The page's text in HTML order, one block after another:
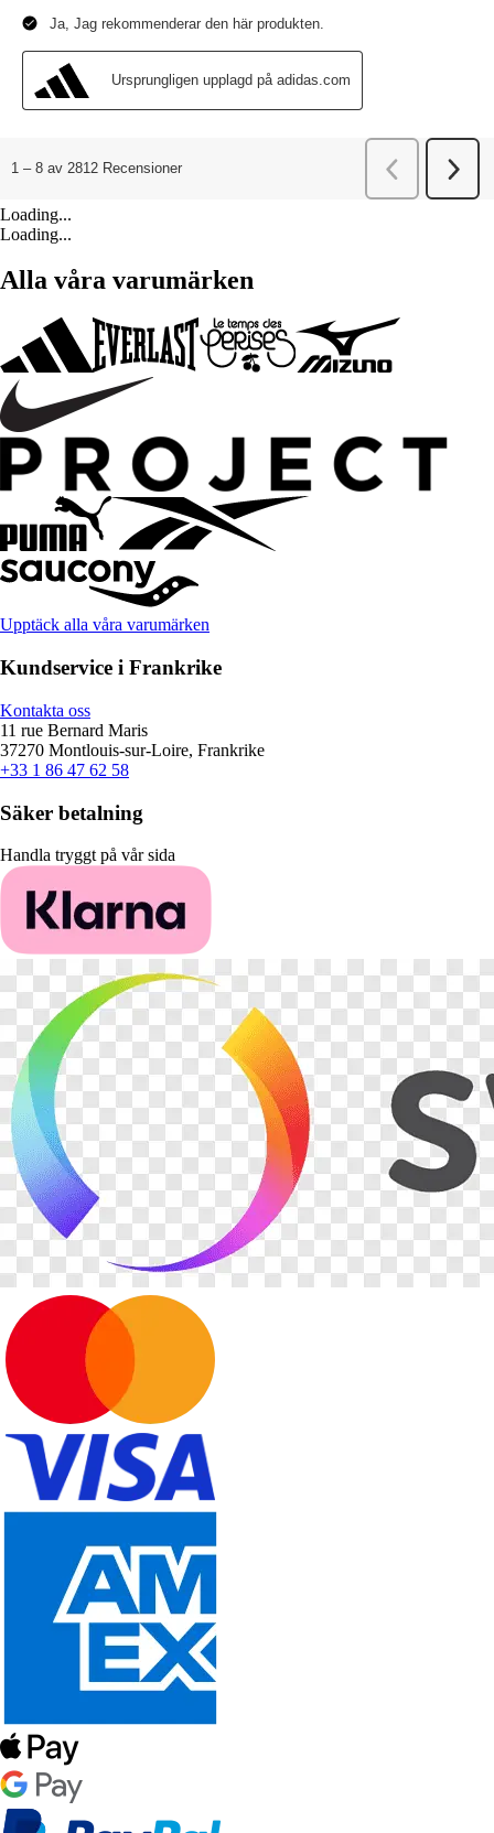
Loading...
Loading...
Alla våra varumärken
Upptäck alla våra varumärken
Kundservice i Frankrike
Kontakta oss
11 rue Bernard Maris
37270 Montlouis-sur-Loire, Frankrike
+33 1 86 47 62 58
Säker betalning
Handla tryggt på vår sida